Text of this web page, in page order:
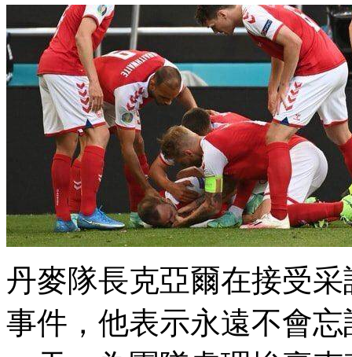
丹麥隊長克亞爾在接受
事件，他表示永遠不